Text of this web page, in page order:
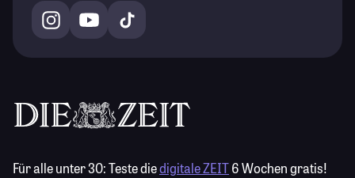
Für alle unter 30:Teste diedigitale ZEIT6 Wochen gratis!